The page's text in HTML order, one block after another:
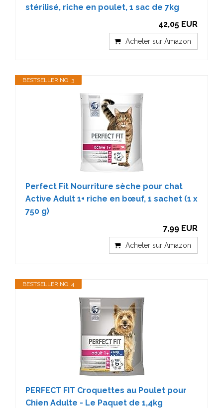
stérilisé, riche en poulet, 1 sac de 7kg
42,05 EUR
Acheter sur Amazon
BESTSELLER NO. 3
Perfect Fit Nourriture sèche pour chat
Active Adult 1+ riche en bœuf, 1 sachet (1 x
750 g)
7,99 EUR
Acheter sur Amazon
BESTSELLER NO. 4
PERFECT FIT Croquettes au Poulet pour
Chien Adulte - Le Paquet de 1,4kg